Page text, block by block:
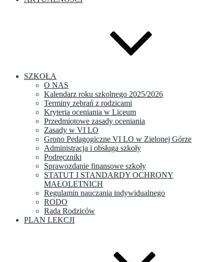
SZKOŁA
O NAS
Kalendarz roku szkolnego 2025/2026
Terminy zebrań z rodzicami
Kryteria oceniania w Liceum
Przedmiotowe zasady oceniania
Zasady w VI LO
Grono Pedagogiczne VI LO w Zielonej Górze
Administracja i obsługa szkoły
Podręczniki
Sprawozdanie finansowe szkoły
STATUT I STANDARDY OCHRONY
MAŁOLETNICH
Regulamin nauczania indywidualnego
RODO
Rada Rodziców
PLAN LEKCJI